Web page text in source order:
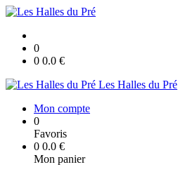
0
0 0.0 €
Les Halles du Pré
Mon compte
0
Favoris
0 0.0 €
Mon panier